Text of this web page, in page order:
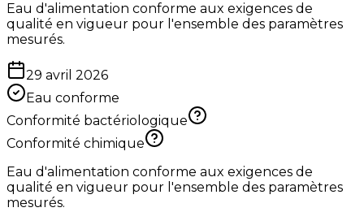
Eau d'alimentation conforme aux exigences de
qualité en vigueur pour l'ensemble des paramètres
mesurés.
29 avril 2026
Eau conforme
Conformité bactériologique
Conformité chimique
Eau d'alimentation conforme aux exigences de
qualité en vigueur pour l'ensemble des paramètres
mesurés.